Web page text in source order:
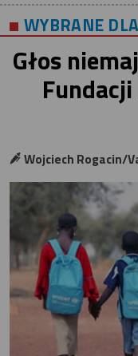
WYBRANE
Głos
Fundacji
Wojciech Rogacin/